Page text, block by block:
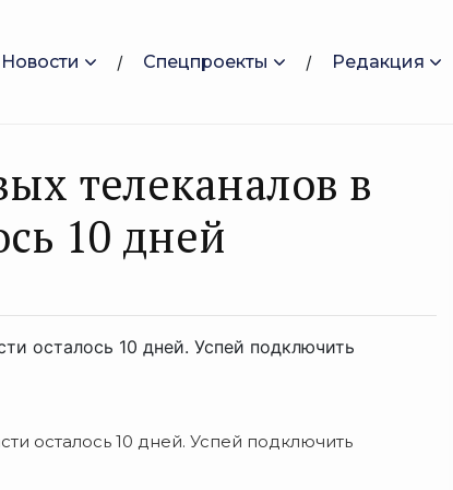
Новости Спецпроекты Редакция
телеканалов в
10 дней
осталось 10 дней. Успей подключить
осталось 10 дней. Успей подключить